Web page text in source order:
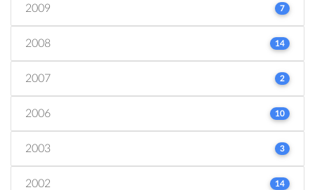
2009 7
2008 14
2007 2
2006 10
2003 3
2002 14